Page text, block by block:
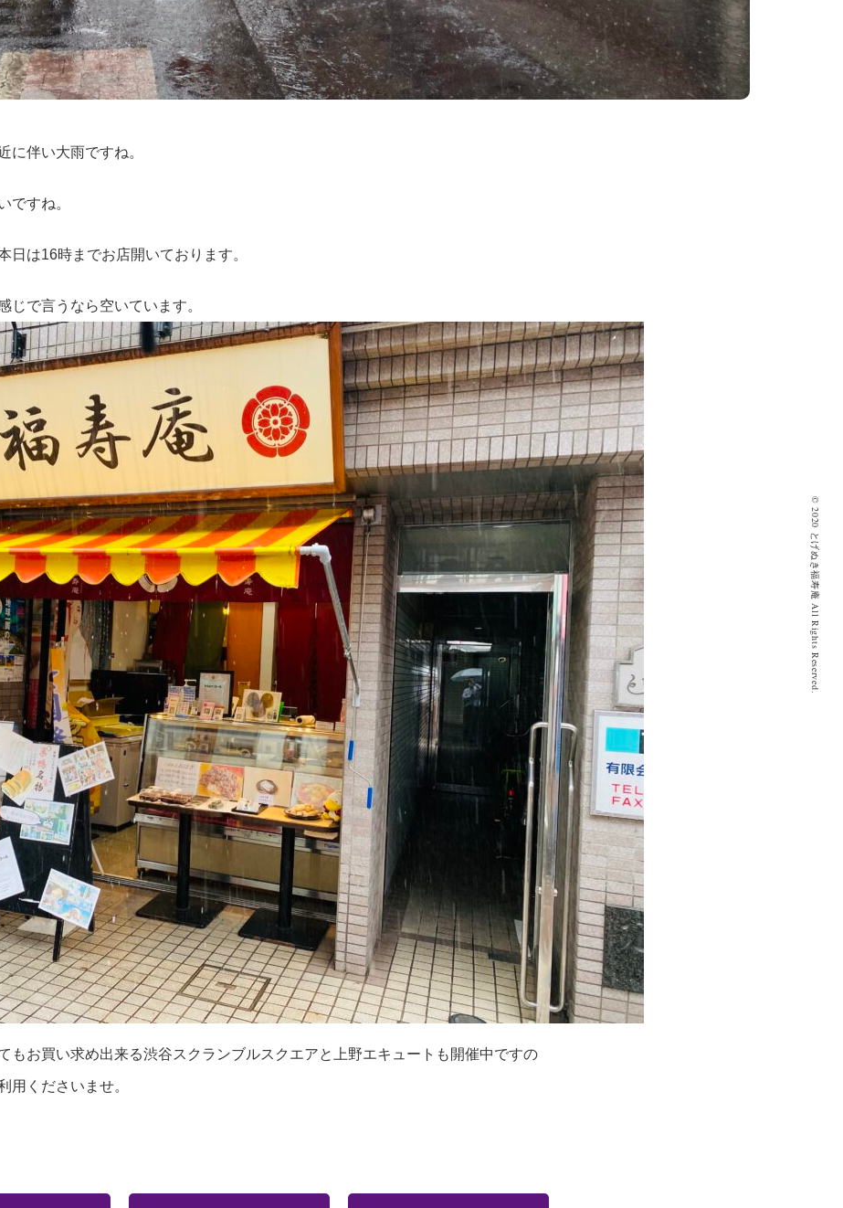
© 2020 とげぬき福寿庵 All Rights Reserved.
に伴い大雨ですね。
ですね。
日は16時までお店開いております。
じで言うなら空いています。
もお買い求め出来る渋谷スクランブルスクエアと上野エキュートも開催中ですの
用くださいませ。